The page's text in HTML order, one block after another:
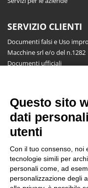
SERVIZIO CLIENTI
Documenti falsi e Uso
Macchine srl e/o del n.1282
Documenti ufficiali
NEWSLETTER
Resta aggiornato
Questo sito
dati
utenti
Con il tuo consenso, noi
tecnologie simili per
personali come, ad
personalizzazione degli